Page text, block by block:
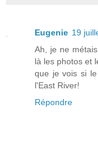
Eugenie 19
Ah, je ne
là les photos et
que je vois si
l'East River!
Répondre